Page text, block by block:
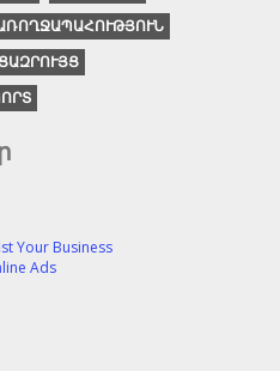
Your Business
Ads